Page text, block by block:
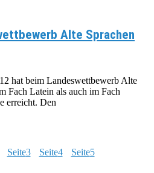
Alte Sprachen
hat beim Landeswettbewerb Alte
Fach Latein als auch im Fach
erreicht. Den
Seite3 Seite4 Seite5